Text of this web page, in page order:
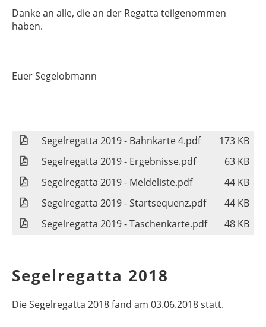
Danke an alle, die an der Regatta teilgenommen
haben.
Euer Segelobmann
Segelregatta 2019 - Bahnkarte 4.pdf
173 KB
Segelregatta 2019 - Ergebnisse.pdf
63 KB
Segelregatta 2019 - Meldeliste.pdf
44 KB
Segelregatta 2019 - Startsequenz.pdf
44 KB
Segelregatta 2019 - Taschenkarte.pdf
48 KB
Segelregatta 2018
Die Segelregatta 2018 fand am 03.06.2018 statt.